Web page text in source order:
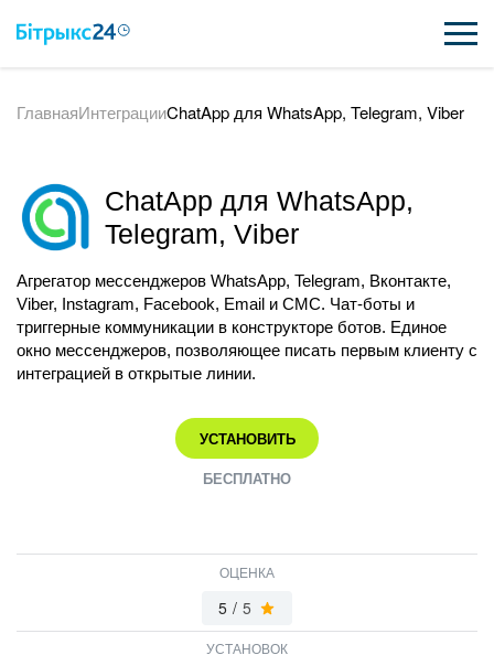
ВОЗМОЖНОСТИ
ИНТЕГРАЦИИ
ПОЛЕЗНОЕ
ПОДДЕРЖКА
ПОЛУЧИТЬ БЕСПЛАТНО
ГлавнаяИнтеграцииChatApp для WhatsApp, Telegram, Viber
ChatApp для WhatsApp,
Telegram, Viber
Агрегатор мессенджеров WhatsApp, Telegram, Вконтакте,
Viber, Instagram, Facebook, Email и СМС. Чат-боты и
триггерные коммуникации в конструкторе ботов. Единое
окно мессенджеров, позволяющее писать первым клиенту с
интеграцией в открытые линии.
УСТАНОВИТЬ
БЕСПЛАТНО
ОЦЕНКА
5 / 5
УСТАНОВОК